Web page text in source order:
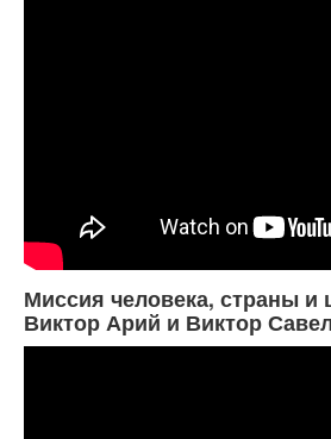
Миссия человека, страны и
Виктор Арий и Виктор